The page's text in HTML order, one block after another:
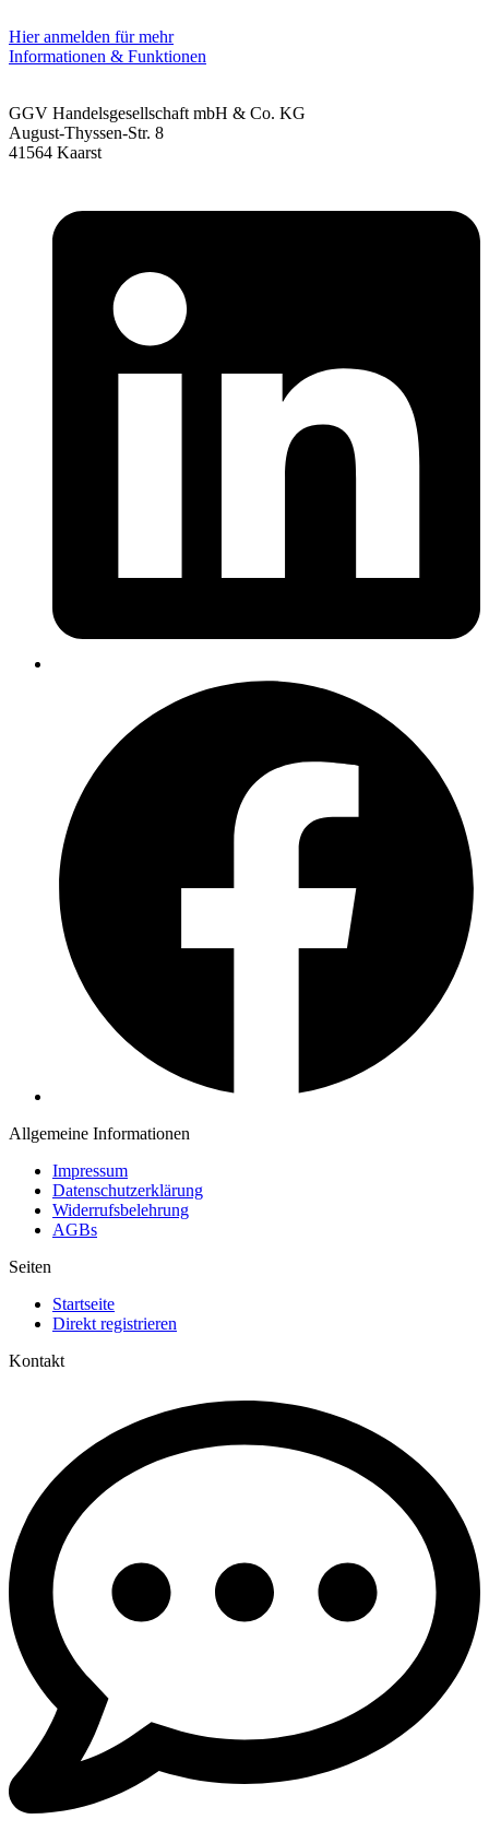
Hier anmelden für mehr
Informationen & Funktionen
GGV Handelsgesellschaft mbH & Co. KG
August-Thyssen-Str. 8
41564 Kaarst
Allgemeine Informationen
Impressum
Datenschutzerklärung
Widerrufsbelehrung
AGBs
Seiten
Startseite
Direkt registrieren
Kontakt